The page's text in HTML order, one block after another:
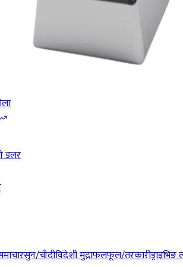
डलर
सुन/चाँदीविदेशी मुद्राफलफूल/तरकारी